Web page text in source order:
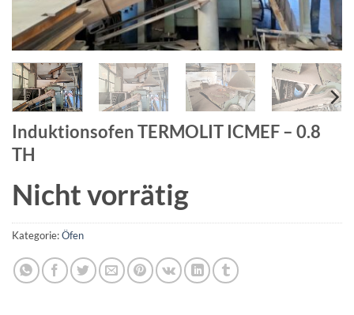
Induktionsofen TERMOLIT ICMEF – 0.8
TH
Nicht vorrätig
Kategorie:Öfen